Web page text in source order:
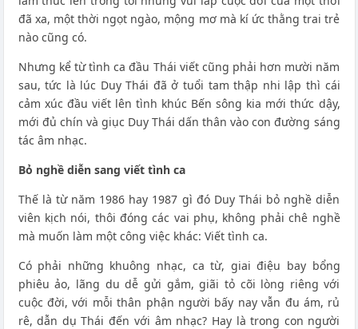
đã xa, một thời ngọt ngào, mộng mơ mà kí ức thằng trai trẻ
nào cũng có.
Nhưng kể từ tình ca đầu Thái viết cũng phải hơn mười năm
sau, tức là lúc Duy Thái đã ở tuổi tam thập nhi lập thì cái
cảm xúc đầu viết lên tình khúc Bến sông kia mới thức dậy,
mới đủ chín và giục Duy Thái dấn thân vào con đường sáng
tác âm nhạc.
Bỏ nghề diễn sang viết tình ca
Thế là từ năm 1986 hay 1987 gì đó Duy Thái bỏ nghề diễn
viên kịch nói, thôi đóng các vai phụ, không phải chê nghề
mà muốn làm một công việc khác: Viết tình ca.
Có phải những khuông nhạc, ca từ, giai điệu bay bổng
phiêu ảo, lãng du dễ gửi gắm, giãi tỏ cõi lòng riêng với
cuộc đời, với mỗi thân phận người bấy nay vẫn đu ám, rủ
rê, dẫn dụ Thái đến với âm nhạc? Hay là trong con người